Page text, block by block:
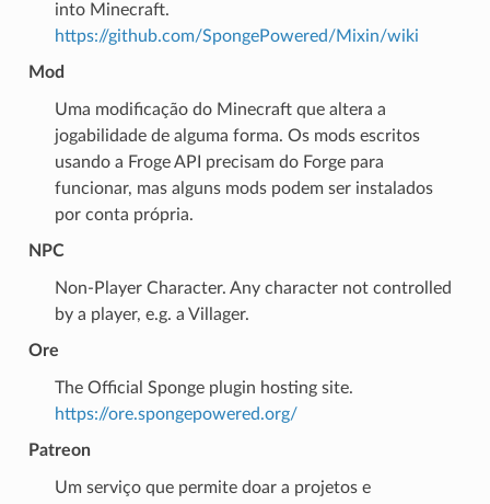
into Minecraft.
https://github.com/SpongePowered/Mixin/wiki
Mod
Uma modificação do Minecraft que altera a
jogabilidade de alguma forma. Os mods escritos
usando a Froge API precisam do Forge para
funcionar, mas alguns mods podem ser instalados
por conta própria.
NPC
Non-Player Character. Any character not controlled
by a player, e.g. a Villager.
Ore
The Official Sponge plugin hosting site.
https://ore.spongepowered.org/
Patreon
Um serviço que permite doar a projetos e